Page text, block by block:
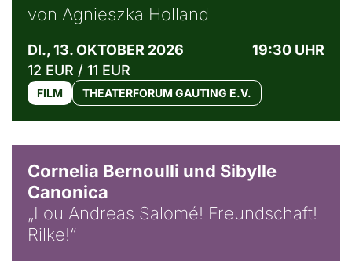
von Agnieszka Holland
DI., 13. OKTOBER 2026
19:30 UHR
12 EUR / 11 EUR
FILM THEATERFORUM GAUTING E.V.
Cornelia Bernoulli und Sibylle
Canonica
„Lou Andreas Salomé! Freundschaft!
Rilke!“